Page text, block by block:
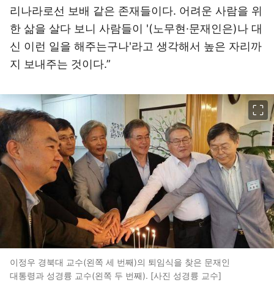
리나라로선 보배 같은 존재들이다. 어려운 사람을 위
한 삶을 살다 보니 사람들이 '(노무현·문재인은)나 대
신 이런 일을 해주는구나'라고 생각해서 높은 자리까
지 보내주는 것이다.”
이정우 경북대 교수(왼쪽 세 번째)의 퇴임식을 찾은 문재인
대통령과 성경륭 교수(왼쪽 두 번째). [사진 성경륭 교수]